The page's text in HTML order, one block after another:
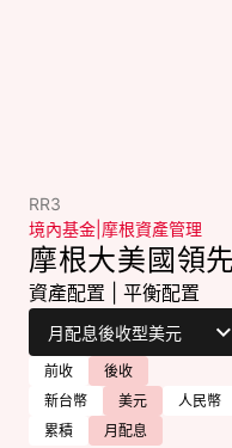
RR3
境內基金 摩根資產管理
摩根大美國領
資產配置 平衡配置
前收
後收
新台幣
美元
人民幣
累積
月配息